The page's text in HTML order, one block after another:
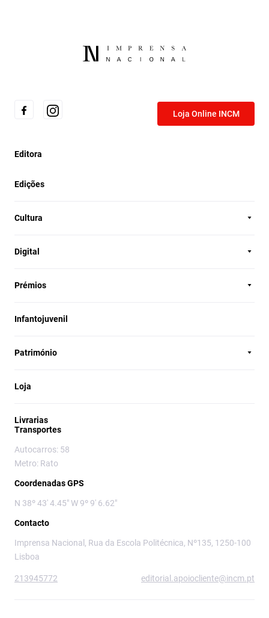
Loja Online INCM
Editora
Edições
Cultura
Digital
Prémios
Infantojuvenil
Património
Loja
Livrarias
Transportes
Autocarros: 58
Metro: Rato
Coordenadas GPS
N 38º 43' 4.45" W 9º 9' 6.62"
Contacto
Imprensa Nacional, Rua da Escola Politécnica, Nº135, 1250-100
Lisboa
213945772 editorial.apoiocliente@incm.pt